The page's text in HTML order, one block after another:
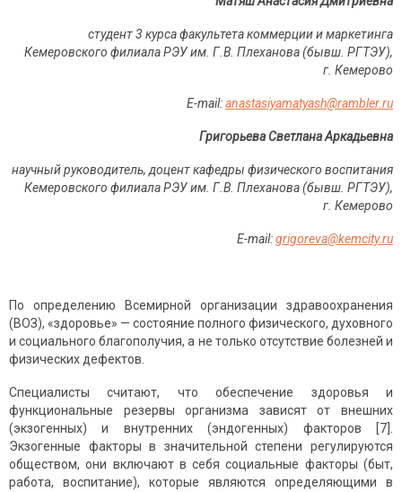
студент 3 курса факультета коммерции и маркетинга
Кемеровского филиала РЭУ им. Г.В. Плеханова (бывш. РГТЭУ),
г. Кемерово
E-mail:anastasiyamatyash@rambler.ru
Григорьева Светлана Аркадьевна
научный руководитель, доцент кафедры физического воспитания
Кемеровского филиала РЭУ им. Г.В. Плеханова (бывш. РГТЭУ),
г. Кемерово
E-mail:grigoreva@kemcity.ru
По определению Всемирной организации здравоохранения
(ВОЗ), «здоровье» — состояние полного физического, духовного
и социального благополучия, а не только отсутствие болезней и
физических дефектов.
Специалисты считают, что обеспечение здоровья и
функциональные резервы организма зависят от внешних
(экзогенных) и внутренних (эндогенных) факторов [7].
Экзогенные факторы в значительной степени регулируются
обществом, они включают в себя социальные факторы (быт,
работа, воспитание), которые являются определяющими в